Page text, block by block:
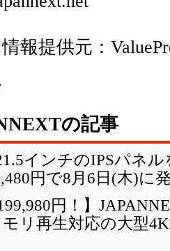
報提供元：
の記事
インチのIPSパネ
円で8月6日(木)に
円！】
リ再生対応の大型